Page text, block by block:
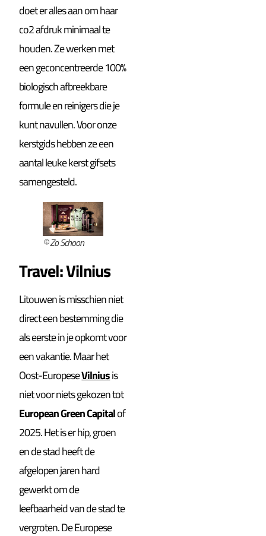
doet er alles aan om haar
co2 afdruk minimaal te
houden. Ze werken met
een geconcentreerde 100%
biologisch afbreekbare
formule en reinigers die je
kunt navullen. Voor onze
kerstgids hebben ze een
aantal leuke kerst gifsets
samengesteld.
© Zo Schoon
Travel: Vilnius
Litouwen is misschien niet
direct een bestemming die
als eerste in je opkomt voor
een vakantie. Maar het
Oost-EuropeseVilniusis
niet voor niets gekozen tot
European Green Capitalof
2025. Het is er hip, groen
en de stad heeft de
afgelopen jaren hard
gewerkt om de
leefbaarheid van de stad te
vergroten. De Europese